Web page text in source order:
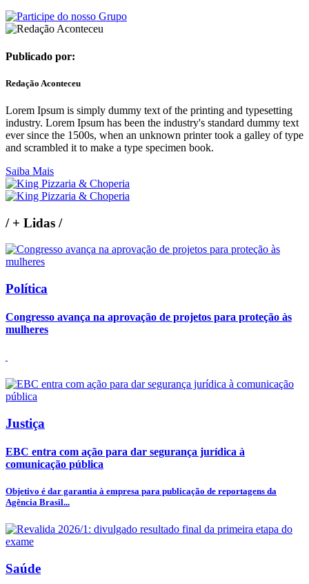
Publicado por:
Redação Aconteceu
Lorem Ipsum is simply dummy text of the printing and typesetting
industry. Lorem Ipsum has been the industry's standard dummy text
ever since the 1500s, when an unknown printer took a galley of type
and scrambled it to make a type specimen book.
Saiba Mais
/+ Lidas /
Política
Congresso avança na aprovação de projetos para proteção às
mulheres
Justiça
EBC entra com ação para dar segurança jurídica à
comunicação pública
Objetivo é dar garantia à empresa para publicação de reportagens da
Agência Brasil...
Saúde